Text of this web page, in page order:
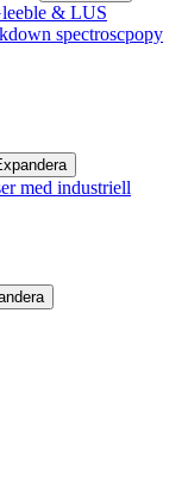
& LUS
spectroscpopy
med industriell